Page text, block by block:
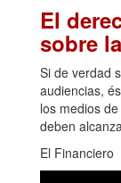
El
sobre
Si de verdad
audiencias,
los medios
deben
El Financiero